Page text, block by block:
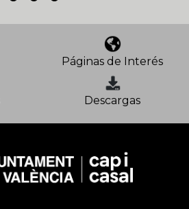
Páginas de Interés
Descargas